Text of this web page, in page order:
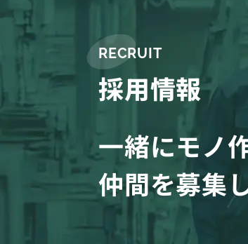
RECRUIT
採用情報
一緒にモノ
仲間を募集